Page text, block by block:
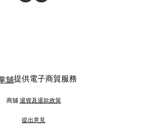
提供電子商貿服務
商舖 退貨及退款政策
提出意見